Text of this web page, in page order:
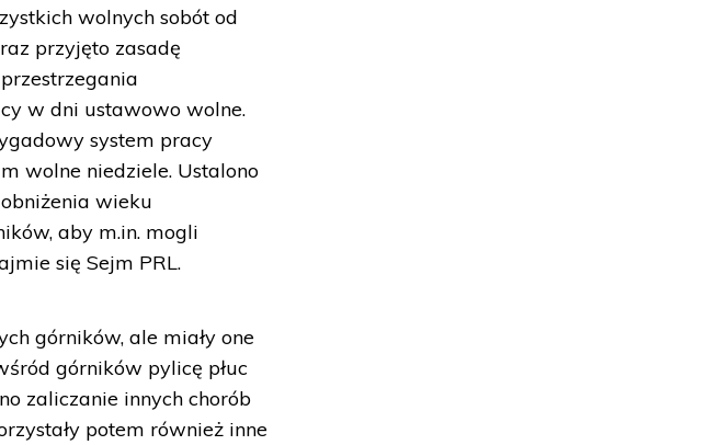
wolnych sobót od
przyjęto zasadę
w dni ustawowo wolne.
system pracy
wolne niedziele. Ustalono
wieku
aby m.in. mogli
się Sejm PRL.
górników, ale miały one
górników pylicę płuc
zaliczanie innych chorób
potem również inne